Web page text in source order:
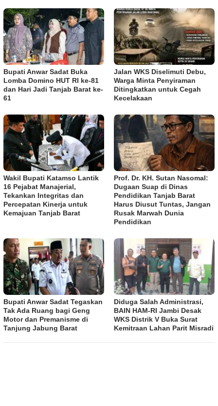
Bupati Anwar Sadat Buka
Lomba Domino HUT RI ke-81
dan Hari Jadi Tanjab Barat ke-
61
Jalan WKS Diselimuti Debu,
Warga Minta Penyiraman
Ditingkatkan untuk Cegah
Kecelakaan
Wakil Bupati Katamso Lantik
16 Pejabat Manajerial,
Tekankan Integritas dan
Percepatan Kinerja untuk
Kemajuan Tanjab Barat
Prof. Dr. KH. Sutan Nasomal:
Dugaan Suap di Dinas
Pendidikan Tanjab Barat
Harus Diusut Tuntas, Jangan
Rusak Marwah Dunia
Pendidikan
Bupati Anwar Sadat Tegaskan
Tak Ada Ruang bagi Geng
Motor dan Premanisme di
Tanjung Jabung Barat
Diduga Salah Administrasi,
BAIN HAM-RI Jambi Desak
WKS Distrik V Buka Surat
Kemitraan Lahan Parit Misradi